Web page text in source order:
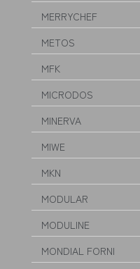
MERRYCHEF
METOS
MFK
MICRODOS
MINERVA
MIWE
MKN
MODULAR
MODULINE
MONDIAL FORNI